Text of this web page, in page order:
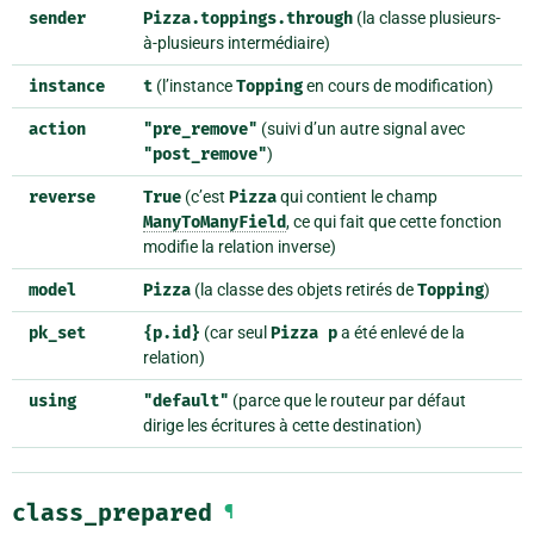
sender Pizza.toppings.through (la classe plusieurs-
à-plusieurs intermédiaire)
instance t (l’instanceToppingen cours de modification)
action "pre_remove" (suivi d’un autre signal avec
"post_remove")
reverse True (c’est Pizzaqui contient le champ
ManyToManyField, ce qui fait que cette fonction
modifie la relation inverse)
model Pizza (la classe des objets retirés deTopping)
pk_set {p.id} (car seul Pizza pa été enlevé de la
relation)
using "default" (parce que le routeur par défaut
dirige les écritures à cette destination)
class_prepared ¶